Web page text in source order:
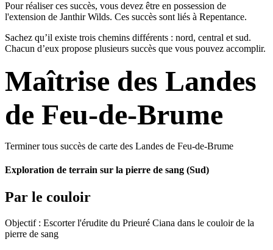
Pour réaliser ces succès, vous devez être en possession de
l'extension de Janthir Wilds. Ces succès sont liés à Repentance.
Sachez qu’il existe trois chemins différents : nord, central et sud.
Chacun d’eux propose plusieurs succès que vous pouvez accomplir.
Maîtrise des Landes
de Feu-de-Brume
Terminer tous succès de carte des Landes de Feu-de-Brume
Exploration de terrain sur la pierre de sang (Sud)
Par le couloir
Objectif : Escorter l'érudite du Prieuré Ciana dans le couloir de la
pierre de sang